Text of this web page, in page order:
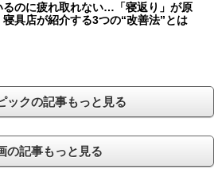
るのに疲れ取れない…「寝返り」が原
具店が紹介する3つの“改善法”とは
ックの記事もっと見る
の記事もっと見る